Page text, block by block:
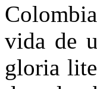
vida de
gloria